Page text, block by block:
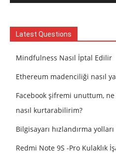
Latest Questions
Mindfulness Nasıl İptal Edilir
Ethereum madenciliği nasıl
Facebook şifremi unuttum, ne
nasıl kurtarabilirim?
Bilgisayarı hızlandırma
Redmi Note 9S -Pro Kulaklık